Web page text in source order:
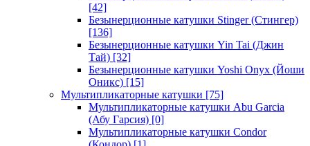
[42]
Безынерционные катушки Stinger (Стингер)
[136]
Безынерционные катушки Yin Tai (Джин
Тай) [32]
Безынерционные катушки Yoshi Onyx (Йоши
Оникс) [15]
Мультипликаторные катушки [75]
Мультипликаторные катушки Abu Garcia
(Абу Гарсия) [0]
Мультипликаторные катушки Condor